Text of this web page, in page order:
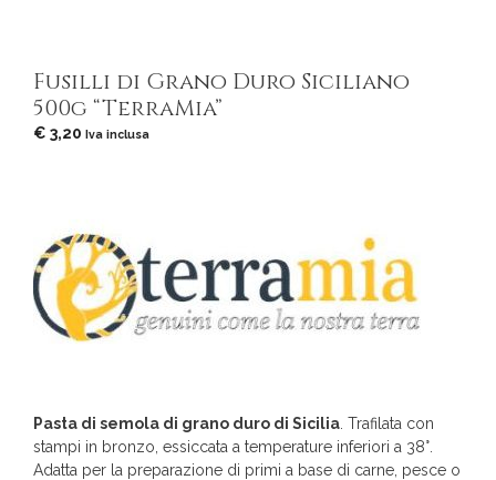
Fusilli di Grano Duro Siciliano
500g “TerraMia”
€ 3,20 Iva inclusa
Pasta di semola di grano duro di Sicilia . Trafilata con
stampi in bronzo, essiccata a temperature inferiori a 38°.
Adatta per la preparazione di primi a base di carne, pesce o